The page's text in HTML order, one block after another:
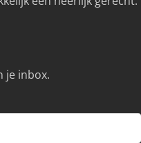
je inbox.